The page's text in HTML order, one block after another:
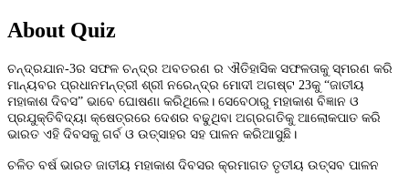
About Quiz
ଚନ୍ଦ୍ରଯାନ-3ର ସଫଳ ଚନ୍ଦ୍ର ଅବତରଣ ର ଐତିହାସିକ ସଫଳତାକୁ ସ୍ମରଣ କରି
ମାନ୍ୟବର ପ୍ରଧାନମନ୍ତ୍ରୀ ଶ୍ରୀ ନରେନ୍ଦ୍ର ମୋଦୀ ଅଗଷ୍ଟ 23କୁ “ଜାତୀୟ
ମହାକାଶ ଦିବସ” ଭାବେ ଘୋଷଣା କରିଥିଲେ। ସେବେଠାରୁ ମହାକାଶ ବିଜ୍ଞାନ ଓ
ପ୍ରଯୁକ୍ତିବିଦ୍ୟା କ୍ଷେତ୍ରରେ ଦେଶର ବଢୁଥିବା ଅଗ୍ରଗତିକୁ ଆଲୋକପାତ କରି
ଭାରତ ଏହି ଦିବସକୁ ଗର୍ବ ଓ ଉତ୍ସାହର ସହ ପାଳନ କରିଆସୁଛି।
ଚଳିତ ବର୍ଷ ଭାରତ ଜାତୀୟ ମହାକାଶ ଦିବସର କ୍ରମାଗତ ତୃତୀୟ ଉତ୍ସବ ପାଳନ